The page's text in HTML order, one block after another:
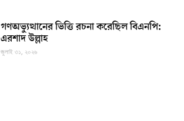
গণঅভ্যুত্থানের ভিত্তি রচনা করেছিল বিএনপি:
এরশাদ উল্লাহ
জুলাই ৩১, ২০২৬